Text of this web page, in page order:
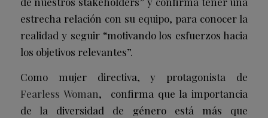
estrecha relación con su equipo, para conocer la
realidad y seguir “motivando los esfuerzos hacia
los objetivos relevantes”.
Como mujer directiva, y protagonista de
Fearless Woman, confirma que la importancia
de la diversidad de género está más que